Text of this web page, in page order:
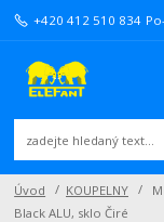
+420 412 510 834
Úvod KOUPELNY
Black ALU, sklo Čiré